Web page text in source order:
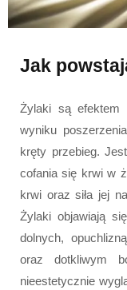
Jak
Żylaki są efektem
wyniku
kręty przebieg.
cofania się krwi w
krwi oraz siła jej
Żylaki objawiają
dolnych,
oraz dotkliwym
nieestetycznie